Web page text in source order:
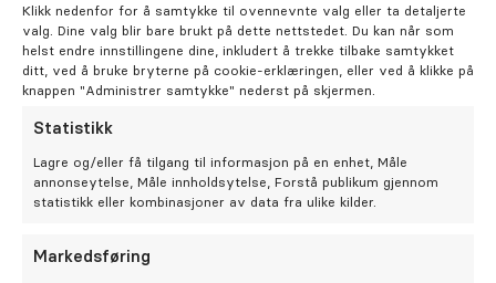
Klikk nedenfor for å samtykke til ovennevnte valg eller ta detaljerte
valg. Dine valg blir bare brukt på dette nettstedet. Du kan når som
helst endre innstillingene dine, inkludert å trekke tilbake samtykket
ditt, ved å bruke bryterne på cookie-erklæringen, eller ved å klikke på
knappen "Administrer samtykke" nederst på skjermen.
Statistikk
Lagre og/eller få tilgang til informasjon på en enhet, Måle
annonseytelse, Måle innholdsytelse, Forstå publikum gjennom
statistikk eller kombinasjoner av data fra ulike kilder.
Markedsføring
Periodonti
Endodonti
Kjeveortopedi
Oral kirurgi
Oral protetikk